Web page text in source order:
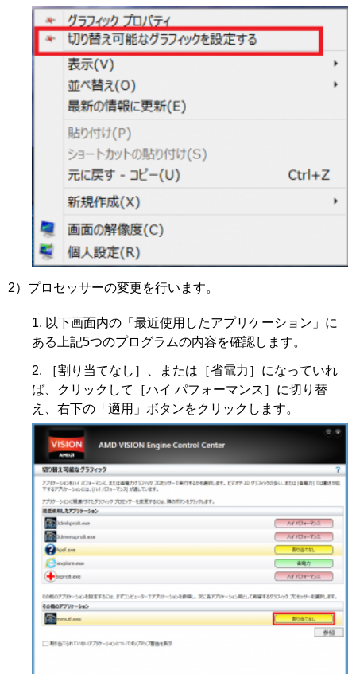
2）プロセッサーの変更を行います。
以下画面内の「最近使用したアプリケーション」に
ある上記5つのプログラムの内容を確認します。
［割り当てなし］、または［省電力］になっていれ
ば、クリックして［ハイ パフォーマンス］に切り替
え、右下の「適用」ボタンをクリックします。